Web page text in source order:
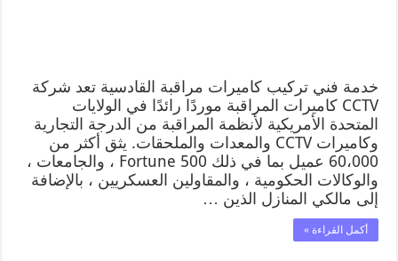
خدمة فني تركيب كاميرات مراقبة القادسية تعد شركة
CCTV كاميرات المراقبة موردًا رائدًا في الولايات
المتحدة الأمريكية لأنظمة المراقبة من الدرجة التجارية
وكاميرات CCTV والمعدات والملحقات. يثق أكثر من
60،000 عميل بما في ذلك Fortune 500 ، والجامعات ،
والوكالات الحكومية ، والمقاولين العسكريين ، بالإضافة
إلى مالكي المنازل الذين …
أكمل القراءة »